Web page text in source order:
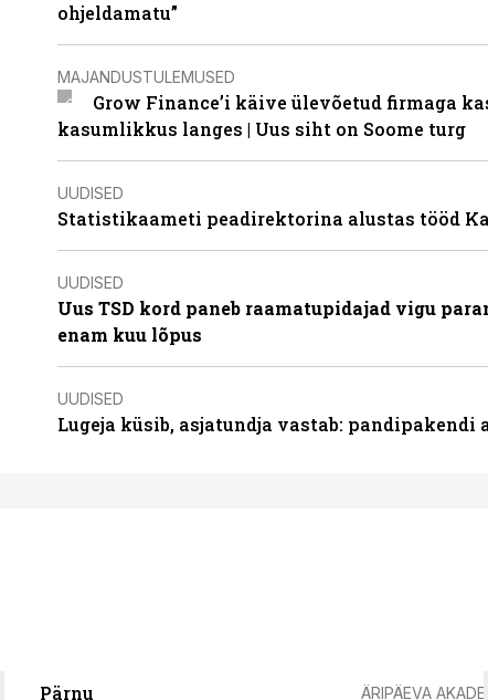
ohjeldamatu”
MAJANDUSTULEMUSED
Grow Finance’i käive ülevõetud firmaga
kasumlikkus langes | Uus siht on Soome turg
UUDISED
Statistikaameti peadirektorina alustas tööd
UUDISED
Uus TSD kord paneb raamatupidajad vigu
enam kuu lõpus
UUDISED
Lugeja küsib, asjatundja vastab: pandipakendi
Pärnu
ÄRIPÄEVA